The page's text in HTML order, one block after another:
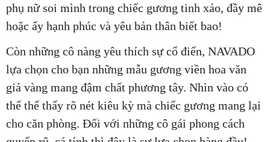
phụ nữ soi mình trong chiếc gương tinh xảo, đầy mê
hoặc ấy hạnh phúc và yêu bản thân biết bao!
Còn những cô nàng yêu thích sự cổ điển, NAVADO
lựa chọn cho bạn những mẫu gương viền hoa văn
giả vàng mang đậm chất phương tây. Nhìn vào có
thể thể thấy rõ nét kiêu kỳ mà chiếc gương mang lại
cho căn phòng. Đối với những cô gái phong cách